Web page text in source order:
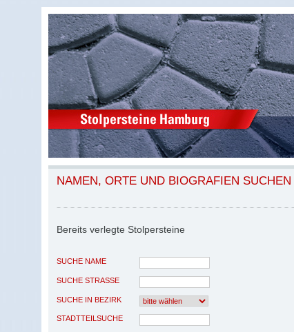
NAMEN, ORTE UND BIOGRAFIEN SUCHEN
Bereits verlegte Stolpersteine
SUCHE NAME
SUCHE STRASSE
SUCHE IN BEZIRK
STADTTEILSUCHE